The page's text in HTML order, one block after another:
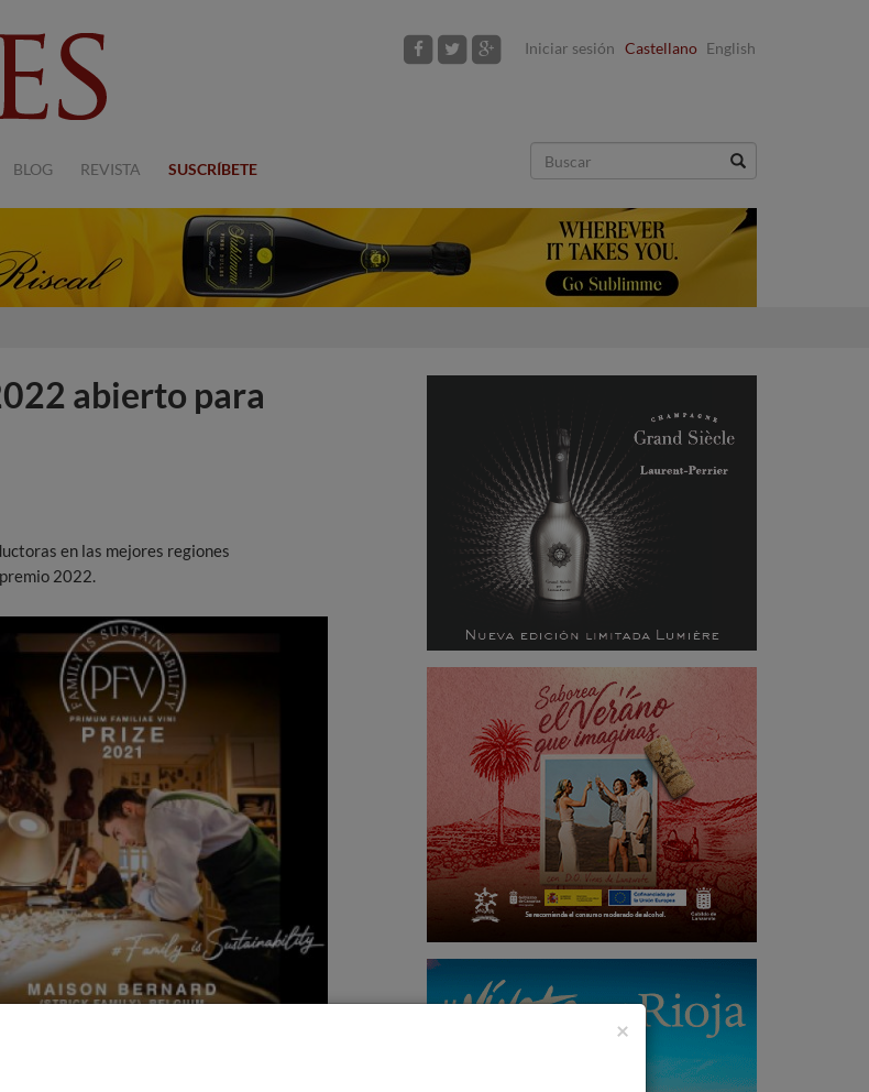
Iniciar sesión Castellano English
BLOG REVISTA SUSCRÍBETE
abierto para
en las mejores regiones
2022.
×